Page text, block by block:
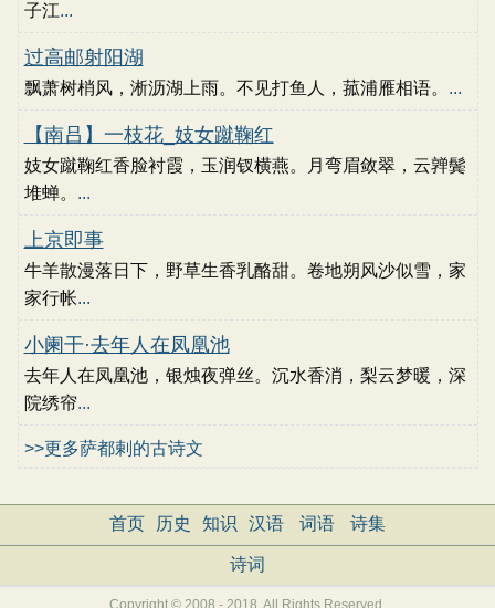
子江...
过高邮射阳湖
飘萧树梢风，淅沥湖上雨。不见打鱼人，菰浦雁相语。 ...
【南吕】一枝花_妓女蹴鞠红
妓女蹴鞠红香脸衬霞，玉润钗横燕。月弯眉敛翠，云亸鬓
堆蝉。 ...
上京即事
牛羊散漫落日下，野草生香乳酪甜。卷地朔风沙似雪，家
家行帐...
小阑干·去年人在凤凰池
去年人在凤凰池，银烛夜弹丝。沉水香消，梨云梦暖，深
院绣帘...
>>更多萨都剌的古诗文
首页 历史 知识 汉语 词语 诗集
诗词
Copyright © 2008 - 2018, All Rights Reserved.